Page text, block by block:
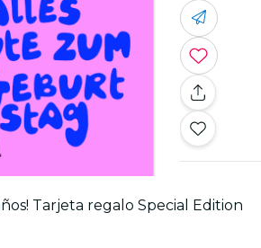
Tarjeta regalo Special Edition